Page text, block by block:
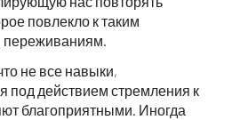
повлекло к таким
не все навыки,
действием стремления к
благоприятными. Иногда